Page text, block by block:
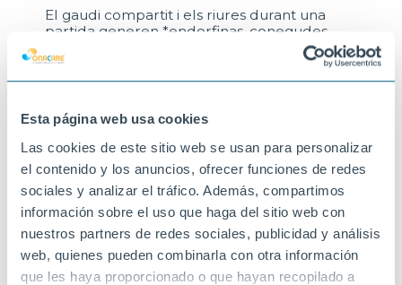
Esta página web usa cookies
Las cookies de este sitio web se usan para personalizar
el contenido y los anuncios, ofrecer funciones de redes
sociales y analizar el tráfico. Además, compartimos
información sobre el uso que haga del sitio web con
nuestros partners de redes sociales, publicidad y análisis
web, quienes pueden combinarla con otra información
que les haya proporcionado o que hayan recopilado a
El gaudi compartit i els riures durant una
partida generen *endorfinas, conegudes
com les hormones de la felicitat, millorant
l’ànim i fomentant una perspectiva positiva.
Molts jocs, com les cartes o el dominó,
requerixen moviments precisos que ajuden
a mantindre la destresa manual i la
coordinació ull-rage.
Pasen les tardes molt entretinguts i divertits
amb els jocs de taula! Els agraden molt!
26-01-2026
TORTOSA